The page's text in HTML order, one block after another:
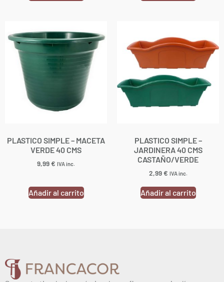
PLASTICO SIMPLE – MACETA
VERDE 40 CMS
9,99€ IVA inc.
Añadir al carrito
PLASTICO SIMPLE –
JARDINERA 40 CMS
CASTAÑO/VERDE
2,99€ IVA inc.
Añadir al carrito